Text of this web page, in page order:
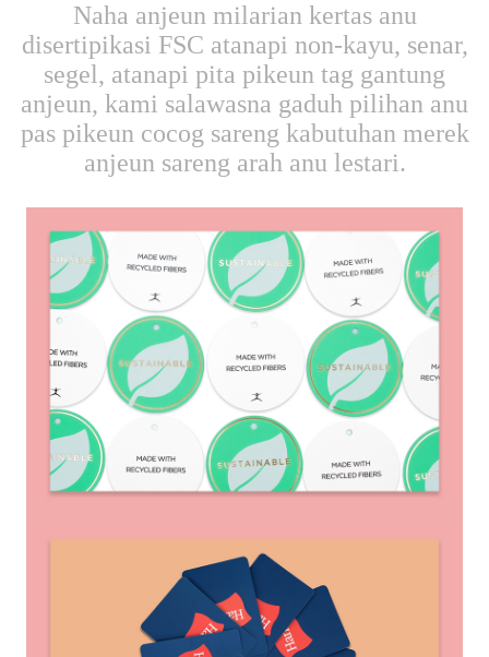
Naha anjeun milarian kertas anu
disertipikasi FSC atanapi non-kayu, senar,
segel, atanapi pita pikeun tag gantung
anjeun, kami salawasna gaduh pilihan anu
pas pikeun cocog sareng kabutuhan merek
anjeun sareng arah anu lestari.